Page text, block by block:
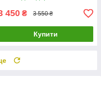
450 ₴ 3 550 ₴
Купити